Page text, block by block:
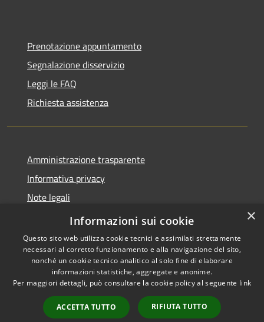
Prenotazione appuntamento
Segnalazione disservizio
Leggi le FAQ
Richiesta assistenza
Amministrazione trasparente
Informativa privacy
Note legali
Dichiarazione di accessibilità
Accessibilità
Copyright © 2026 • Comune di
Campiglia dei Berici • Powered
byMunicipium
Accesso
redazione
×
Informazioni sui cookie
Questo sito web utilizza cookie tecnici e assimilati strettamente
necessari al corretto funzionamento e alla navigazione del sito,
nonché un cookie tecnico analitico al solo fine di elaborare
informazioni statistiche, aggregate e anonime.
Per maggiori dettagli, può consultare la cookie policy al seguente link
ACCETTA TUTTO RIFIUTA TUTTO